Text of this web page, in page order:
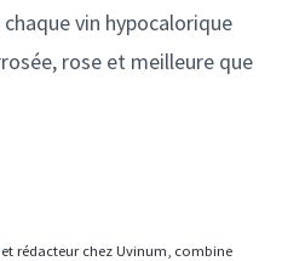
vin hypocalorique
rose et meilleure que
rédacteur chez Uvinum, combine